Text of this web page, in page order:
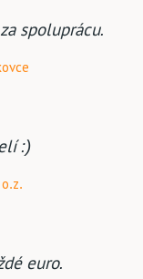
spoluprácu.
:)
euro.